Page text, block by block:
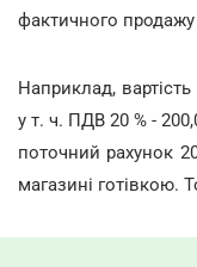
фактичного продажу
Наприклад,
у т. ч. ПДВ 20 % -
поточний рахунок
магазині готівкою.